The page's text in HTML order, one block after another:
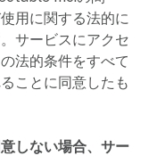
用に関する法的に
サービスにアクセ
法的条件をすべて
ことに同意したも
しない場合、サー